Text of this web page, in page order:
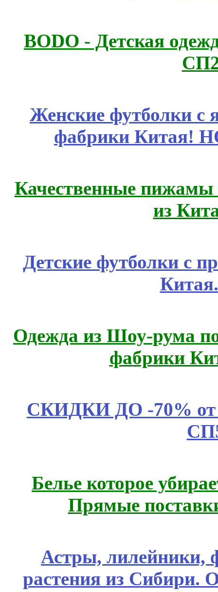
BODO - Детская
Женские футболки с
фабрики Китая!
Качественные пижамы
из
Детские футболки с
Одежда из Шоу-рума
фабрики
СКИДКИ ДО -70%
Белье которое
Прямые
Астры, лилейники,
растения из Сибири.